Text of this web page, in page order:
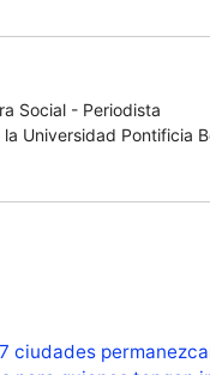
Social - Periodista
Universidad Pontificia
ciudades